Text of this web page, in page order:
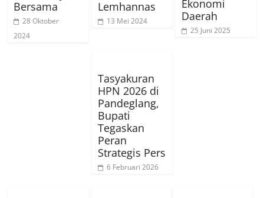
Bersama
28 Oktober
2024
Lemhannas
13 Mei 2024
Ekonomi
Daerah
25 Juni 2025
Tasyakuran
HPN 2026 di
Pandeglang,
Bupati
Tegaskan
Peran
Strategis Pers
6 Februari 2026